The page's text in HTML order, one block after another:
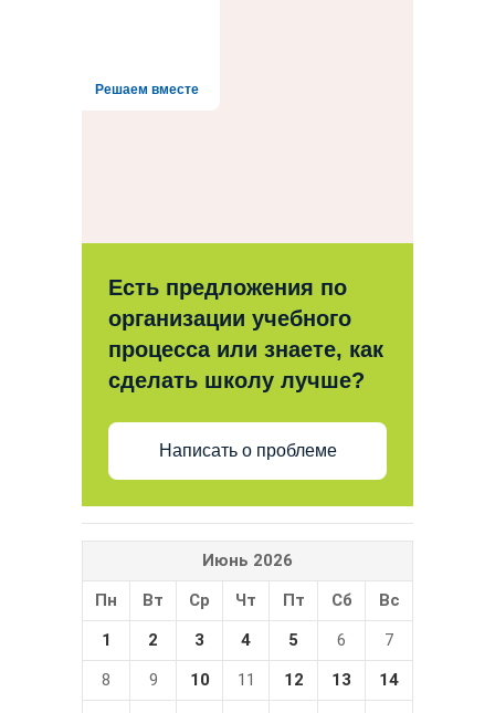
Решаем вместе
Есть предложения по
организации учебного
процесса или знаете, как
сделать школу лучше?
Написать о проблеме
Июнь 2026
Пн
Вт Ср Чт Пт Сб
Вс
1
2 3 4 5 6
7
8
9 10 11 12 13
14